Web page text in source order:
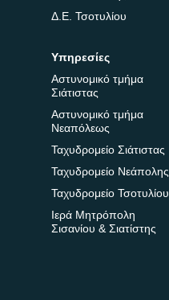
Δ.Ε. Τσοτυλίου
Υπηρεσίες
Αστυνομικό τμήμα
Σιάτιστας
Αστυνομικό τμήμα
Νεαπόλεως
Ταχυδρομείο Σιάτιστας
Ταχυδρομείο Νεάπολης
Ταχυδρομείο Τσοτυλίου
Ιερά Μητρόπολη
Σισανίου & Σιατίστης